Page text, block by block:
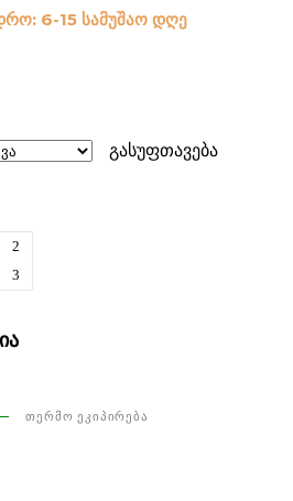
6-15 სამუშაო დღე
გასუფთავება
ᲗᲔᲠᲛᲝ ᲔᲙᲘᲞᲘᲠᲔᲑᲐ